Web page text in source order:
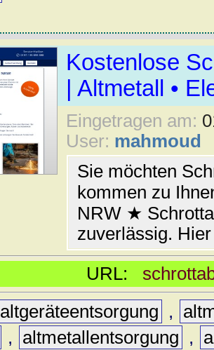
Kostenlose
| Altmetall •
Eingetragen am:
User: mahmoud
Sie möchten
kommen zu
NRW ★
zuverlässig.
URL:
altgeräteentsorgung ,
, altmetallentsorgung ,